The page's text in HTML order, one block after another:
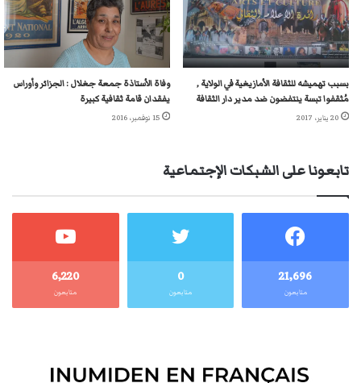
بسبب تهميشه للثقافة الأمازيغية في الولاية ,
مُثقفوا تبسة ينتفضون ضد مدير دار الثقافة
20 يناير، 2017
وفاة الأستاذة جمعة جغلال : الجزائر وأوراس
يفقدان قامة ثقافية كبيرة
15 نوفمبر، 2016
تابعونا على الشبكات الإجتماعية
21٬696
متابعون
0
متابعون
6٬220
متابعون